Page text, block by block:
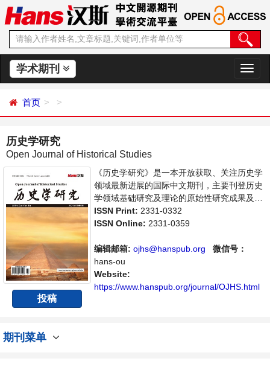
学术期刊
切
换
首页
历史学研究
Open Journal of Historical Studies
投稿
《历史学研究》是一本开放获取、关注历史学
领域最新进展的国际中文期刊，主要刊登历史
学领域基础研究及理论的原始性研究成果及前
沿报道、学者讨论和专业评论等多方面的论
文。本刊支持思想创新、学术创新，倡导科
在给世界范围内的科学家、学者、科研人员提
供一个传播、分享和讨论历史学领域内不同方
向问题与发展的交流平台。
ISSN Print: 2331-0332
ISSN Online: 2331-0359
编辑邮箱: ojhs@hanspub.org
微信号：
hans-ou
Website:
https://www.hanspub.org/journal/OJHS.html
期刊菜单